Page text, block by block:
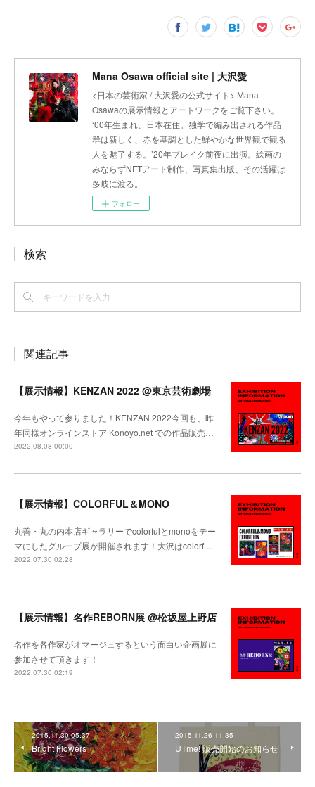
Mana Osawa official site | 大沢愛
<日本の芸術家 / 大沢愛の公式サイト> Mana
Osawaの展示情報とアートワークをご覧下さい。
‘00年生まれ、日本在住。独学で編み出される作品
群は新しく、赤を基調とした鮮やかな世界観で観る
人を魅了する。’20年ブレイク前夜に出演。絵画の
みならずNFTアート制作、写真集出版、その活躍は
多岐に渡る。
フォロー
検索
関連記事
【展示情報】KENZAN 2022 @東京芸術劇場
今年もやって参りました！KENZAN 2022今回も、昨
年同様オンラインストア Konoyo.net での作品販売…
2022.08.08 00:00
【展示情報】COLORFUL＆MONO
丸善・丸の内本店ギャラリーでcolorfulとmonoをテー
マにしたグループ展が開催されます！大沢はcolorf…
2022.07.30 02:28
【展示情報】名作REBORN展 @松坂屋上野店
名作を各作家がオマージュするという面白い企画展に
参加させて頂きます！
2022.07.30 02:19
2015.11.30 05:37
Bright Flowers
2015.11.26 11:35
UTme! 販売開始のお知らせ